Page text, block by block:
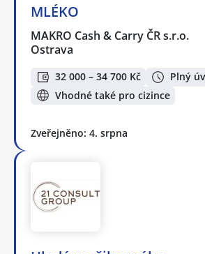
MLÉKO
MAKRO Cash & Carry ČR s.r.o.
Ostrava
32 000 – 34 700 Kč
Plný
Vhodné také pro cizince
Zveřejněno: 4. srpna